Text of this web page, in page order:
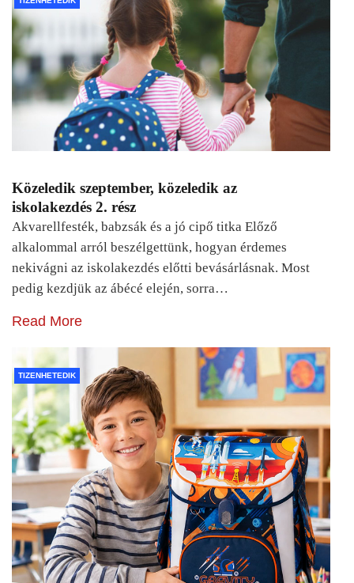
Közeledik szeptember, közeledik az
iskolakezdés 2. rész
Akvarellfesték, babzsák és a jó cipő titka Előző
alkalommal arról beszélgettünk, hogyan érdemes
nekivágni az iskolakezdés előtti bevásárlásnak. Most
pedig kezdjük az ábécé elején, sorra…
Read More
TIZENHETEDIK